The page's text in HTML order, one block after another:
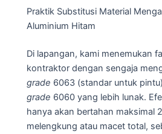
Praktik Substitusi Material
Aluminium Hitam
Di lapangan, kami menemukan
kontraktor dengan sengaja
grade 6063 (standar untuk
grade 6060 yang lebih lunak.
hanya akan bertahan maksimal
melengkung atau macet total,